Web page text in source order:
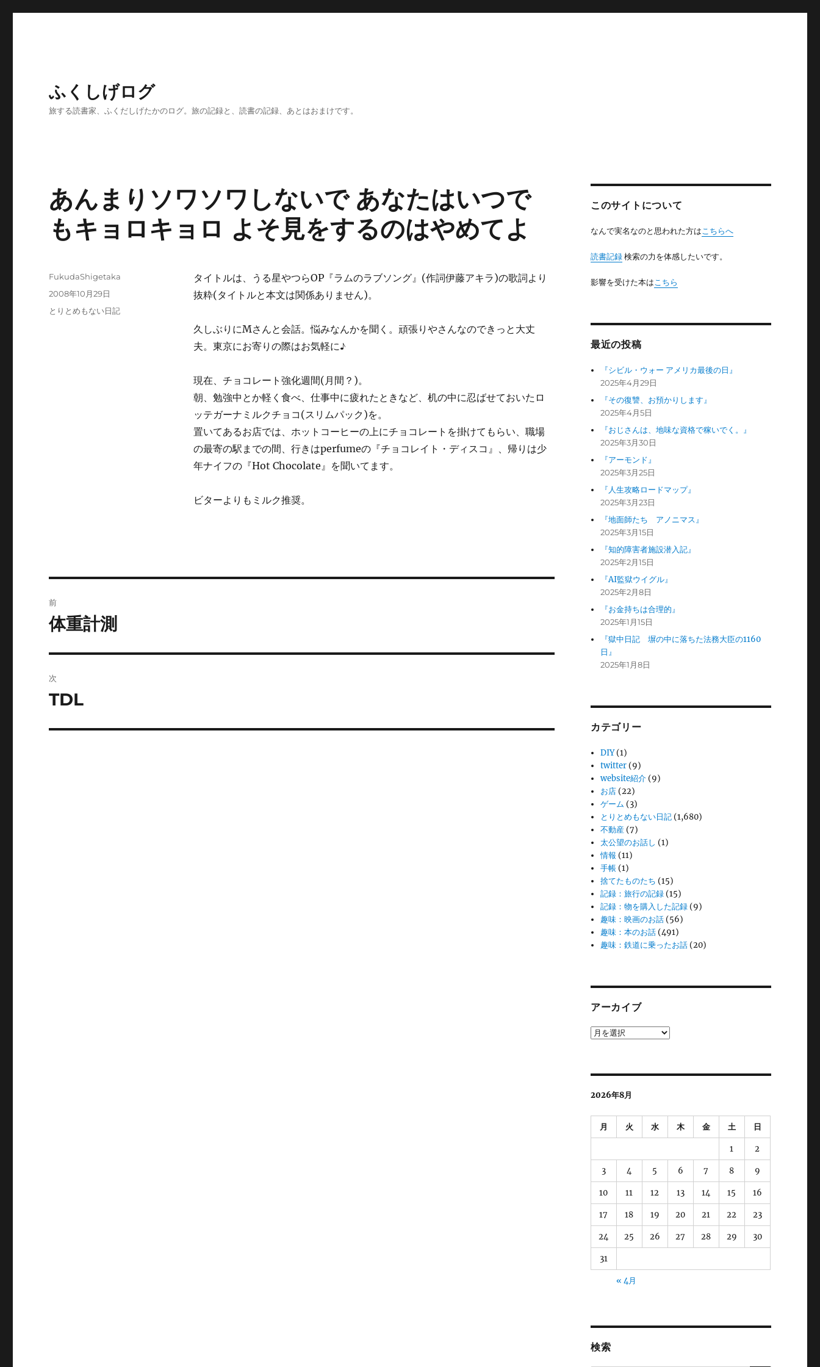
ふくしげログ
旅する読書家、ふくだしげたかのログ。旅の記録と、読書の記録、あとはおまけです。
あんまりソワソワしないで あなたはいつで
もキョロキョロ よそ見をするのはやめてよ
タイトルは、うる星やつらOP『ラムのラブソング』(作詞伊藤アキラ)の歌詞より
抜粋(タイトルと本文は関係ありません)。
久しぶりにMさんと会話。悩みなんかを聞く。頑張りやさんなのできっと大丈
夫。東京にお寄りの際はお気軽に♪
現在、チョコレート強化週間(月間？)。
朝、勉強中とか軽く食べ、仕事中に疲れたときなど、机の中に忍ばせておいたロ
ッテガーナミルクチョコ(スリムパック)を。
置いてあるお店では、ホットコーヒーの上にチョコレートを掛けてもらい、職場
の最寄の駅までの間、行きはperfumeの『チョコレイト・ディスコ』、帰りは少
年ナイフの『Hot Chocolate』を聞いてます。
ビターよりもミルク推奨。
投
FukudaShigetaka
投
2008年10月29日
カ
とりとめもない日記
稿
ゲ
前
前
投
稿:
体重計測
次
次
投
TDL
このサイトについて
なんで実名なのと思われた方はこちらへ
読書記録検索の力を体感したいです。
影響を受けた本はこちら
最近の投稿
『シビル・ウォー アメリカ最後の日』
2025年4月29日
『その復讐、お預かりします』
2025年4月5日
『おじさんは、地味な資格で稼いでく。』
2025年3月30日
『アーモンド』
2025年3月25日
『人生攻略ロードマップ』
2025年3月23日
『地面師たち アノニマス』
2025年3月15日
『知的障害者施設潜入記』
2025年2月15日
『AI監獄ウイグル』
2025年2月8日
『お金持ちは合理的』
2025年1月15日
『獄中日記 塀の中に落ちた法務大臣の1160
日』
2025年1月8日
カテゴリー
DIY(1)
twitter (9)
website紹介 (9)
お店 (22)
ゲーム (3)
とりとめもない日記 (1,680)
不動産 (7)
太公望のお話し (1)
情報 (11)
手帳 (1)
捨てたものたち (15)
記録：旅行の記録 (15)
記録：物を購入した記録 (9)
趣味：映画のお話 (56)
趣味：本のお話 (491)
趣味：鉄道に乗ったお話 (20)
アーカイブ
ア
2026年8月
月 火 水 木 金 土 日
1 2
3 4 5 6 7 8 9
10 11 12 13 14 15 16
17 18 19 20 21 22 23
24 25 26 27 28 29 30
31
« 4月
検索